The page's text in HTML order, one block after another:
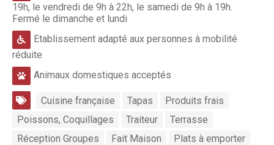
19h, le vendredi de 9h à 22h, le samedi de 9h à 19h.
Fermé le dimanche et lundi
Etablissement adapté aux personnes à mobilité
réduite
Animaux domestiques acceptés
Cuisine française Tapas
Produits frais
Poissons, Coquillages
Traiteur
Terrasse
Réception Groupes
Fait Maison
Plats à emporter